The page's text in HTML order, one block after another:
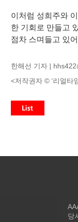
이처럼 성희주와
한 기회로 만들고
점차 스며들고 있
한해선 기자 |
<저작권자 © ‘리얼타
당